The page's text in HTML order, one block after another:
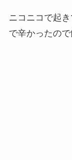
ニコニコで起
で辛かったの